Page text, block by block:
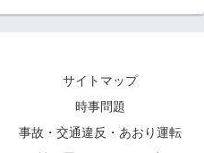
サイトマップ
時事問題
事故・交通違反・あおり運転